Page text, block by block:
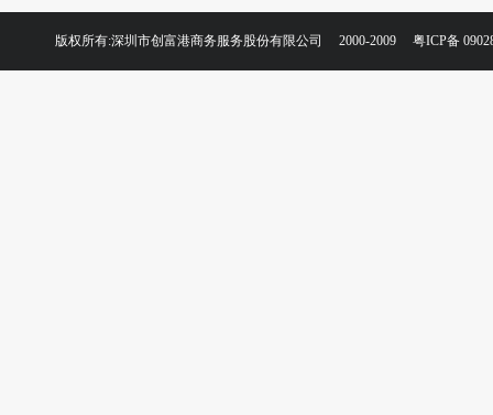
版权所有:深圳市创富港商务服务股份有限公司 2000-2009 粤ICP备